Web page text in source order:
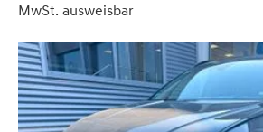
MwSt. ausweisbar